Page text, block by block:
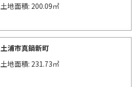
土地面積: 200.09㎡
土浦市真鍋新町
土地面積: 231.73㎡